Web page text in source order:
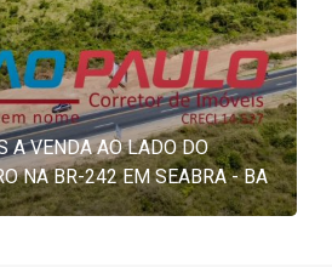
A VENDA AO LADO DO
NA BR-242 EM SEABRA - BA